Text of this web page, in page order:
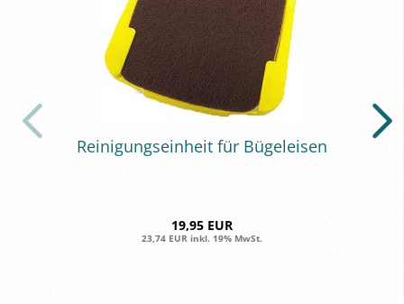
Rei­ni­gungs­ein­heit für Bü­gel­eisen
19,95 EUR
23,74 EUR inkl. 19% MwSt.